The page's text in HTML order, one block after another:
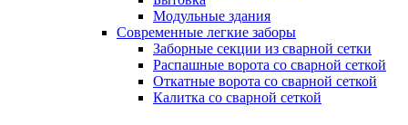
Модульные здания
Современные легкие заборы
Заборные секции из сварной сетки
Распашные ворота со сварной сеткой
Откатные ворота со сварной сеткой
Калитка со сварной сеткой